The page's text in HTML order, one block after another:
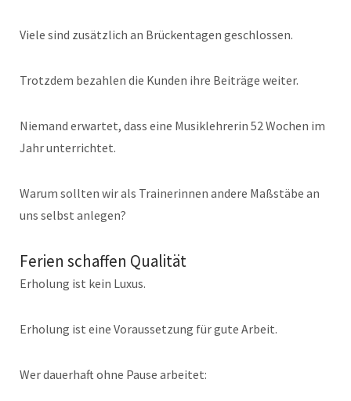
Viele sind zusätzlich an Brückentagen geschlossen.
Trotzdem bezahlen die Kunden ihre Beiträge weiter.
Niemand erwartet, dass eine Musiklehrerin 52 Wochen im
Jahr unterrichtet.
Warum sollten wir als Trainerinnen andere Maßstäbe an
uns selbst anlegen?
Ferien schaffen Qualität
Erholung ist kein Luxus.
Erholung ist eine Voraussetzung für gute Arbeit.
Wer dauerhaft ohne Pause arbeitet: